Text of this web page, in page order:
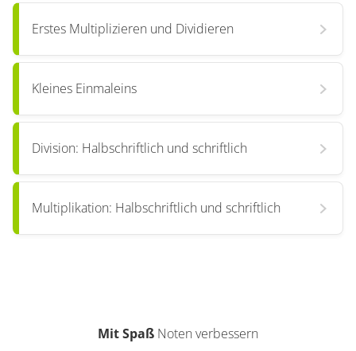
Erstes Multiplizieren und Dividieren
Kleines Einmaleins
Division: Halbschriftlich und schriftlich
Multiplikation: Halbschriftlich und schriftlich
Mit Spaß Noten verbessern